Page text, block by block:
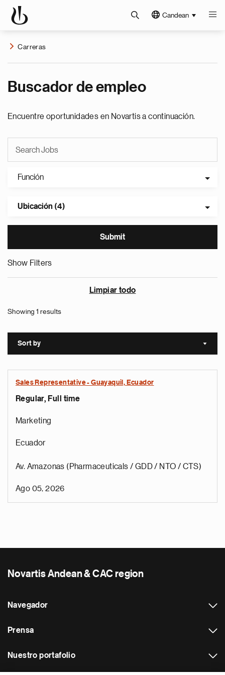
Candean
Carreras
Buscador de empleo
Encuentre oportunidades en Novartis a continuación.
Función
Ubicación (4)
Show Filters
Limpiar todo
Showing 1 results
Sort by Sort
Sales Representative - Guayaquil, Ecuador
Regular, Full time
Marketing
Ecuador
Av. Amazonas (Pharmaceuticals / GDD / NTO / CTS)
Ago 05, 2026
Novartis Andean & CAC region
Navegador
Prensa
Nuestro portafolio